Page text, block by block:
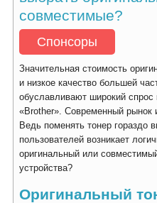
совместимые?
Спонсоры
Значительная стоимость
и низкое качество большей
обуславливают широкий спрос
«Brother». Современный рынок
Ведь поменять тонер гораздо
пользователей возникает
оригинальный или
устройства?
Оригинальный